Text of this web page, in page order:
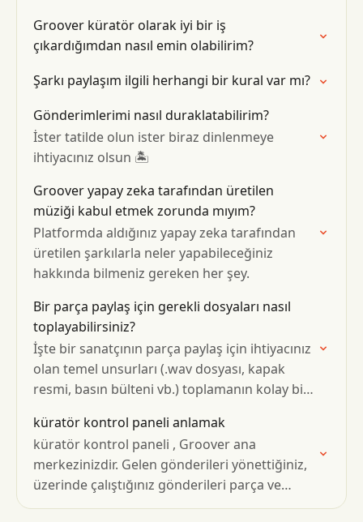
Groover küratör olarak iyi bir iş
çıkardığımdan nasıl emin olabilirim?
Şarkı paylaşım ilgili herhangi bir kural var mı?
Gönderimlerimi nasıl duraklatabilirim?
İster tatilde olun ister biraz dinlenmeye
ihtiyacınız olsun 🏝️
Groover yapay zeka tarafından üretilen
müziği kabul etmek zorunda mıyım?
Platformda aldığınız yapay zeka tarafından
üretilen şarkılarla neler yapabileceğiniz
hakkında bilmeniz gereken her şey.
Bir parça paylaş için gerekli dosyaları nasıl
toplayabilirsiniz?
İşte bir sanatçının parça paylaş için ihtiyacınız
olan temel unsurları (.wav dosyası, kapak
resmi, basın bülteni vb.) toplamanın kolay bir
küratör kontrol paneli anlamak
küratör kontrol paneli , Groover ana
merkezinizdir. Gelen gönderileri yönettiğiniz,
üzerinde çalıştığınız gönderileri parça ve
profilinizin sanatçılara nasıl görüneceğini